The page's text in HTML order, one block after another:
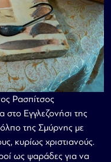
Ρασπίτσος
Εγγλεζονήσι της
της Σμύρνης με
κυρίως χριστιανούς.
ως ψαράδες για να